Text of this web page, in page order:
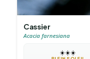
Cassier
Acacia farnesiana
☀️☀️☀️